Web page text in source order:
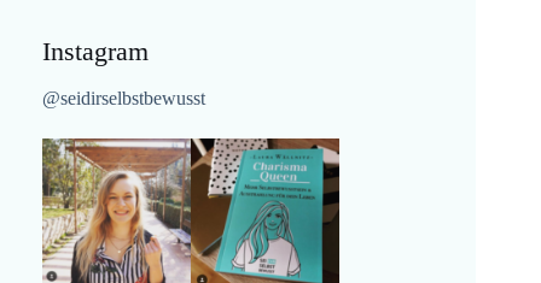
Instagram
@seidirselbstbewusst